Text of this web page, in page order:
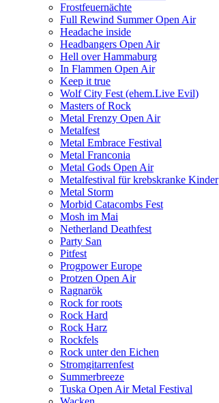
Frostfeuernächte
Full Rewind Summer Open Air
Headache inside
Headbangers Open Air
Hell over Hammaburg
In Flammen Open Air
Keep it true
Wolf City Fest (ehem.Live Evil)
Masters of Rock
Metal Frenzy Open Air
Metalfest
Metal Embrace Festival
Metal Franconia
Metal Gods Open Air
Metalfestival für krebskranke Kinder
Metal Storm
Morbid Catacombs Fest
Mosh im Mai
Netherland Deathfest
Party San
Pitfest
Progpower Europe
Protzen Open Air
Ragnarök
Rock for roots
Rock Hard
Rock Harz
Rockfels
Rock unter den Eichen
Stromgitarrenfest
Summerbreeze
Tuska Open Air Metal Festival